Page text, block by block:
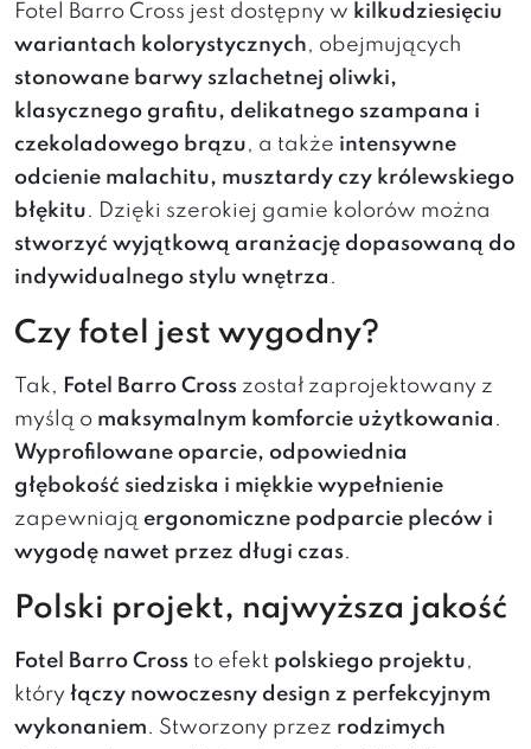
Fotel Barro Cross jest dostępny w kilkudziesięciu
wariantach kolorystycznych, obejmujących
stonowane barwy szlachetnej oliwki,
klasycznego grafitu, delikatnego szampana i
czekoladowego brązu, a także intensywne
odcienie malachitu, musztardy czy królewskiego
błękitu. Dzięki szerokiej gamie kolorów można
stworzyć wyjątkową aranżację dopasowaną do
indywidualnego stylu wnętrza .
Czy fotel jest wygodny?
Tak, Fotel Barro Cross został zaprojektowany z
myślą o maksymalnym komforcie użytkowania .
Wyprofilowane oparcie, odpowiednia
głębokość siedziska i miękkie wypełnienie
zapewniają ergonomiczne podparcie pleców i
wygodę nawet przez długi czas.
Polski projekt, najwyższa jakość
Fotel Barro Cross to efekt polskiego projektu,
który łączy nowoczesny design z perfekcyjnym
wykonaniem. Stworzony przez rodzimych